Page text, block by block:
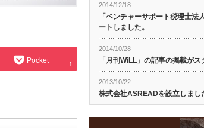
Pocket 1
2014/12/18
「ベンチャーサポート税理士法
ートしました。
2014/10/28
「月刊WiLL」の記事の掲載がス
2013/10/22
株式会社ASREADを設立しまし